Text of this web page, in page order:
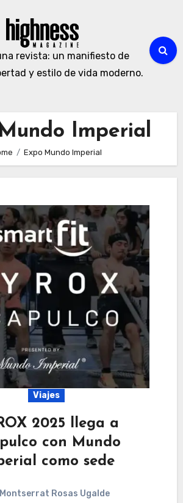
revista: un manifiesto de
y estilo de vida moderno.
Imperial
Expo Mundo Imperial
Viajes
2025 llega a
con Mundo
como sede
Montserrat Rosas Ugalde